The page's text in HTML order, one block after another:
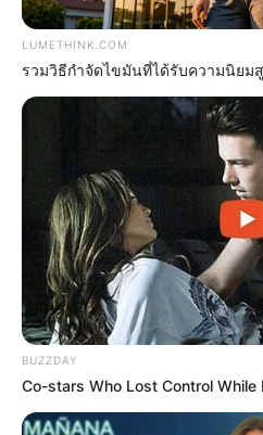
เสียเงินไป เพราะความโ
ใจตน อีกทั้งความรักไม่สู้
ล้วนหวังผลประโยชน์จาก
ดวงคน เกิด วันเสาร์
ไพ่ประจำวันของท่านในวัน
LUMETHINK.COM
รวมวิธีกำจัดไขมันที่ได้รับความนิยม
BUZZDAY
Co-stars Who Lost Control While